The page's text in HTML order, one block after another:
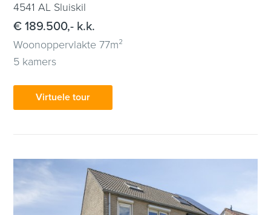
4541 AL Sluiskil
€ 189.500,- k.k.
Woonoppervlakte 77m²
5 kamers
Virtuele tour